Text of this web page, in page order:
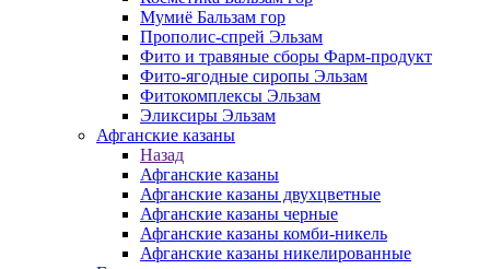
Мумиё Бальзам гор
Прополис-спрей Эльзам
Фито и травяные сборы Фарм-продукт
Фито-ягодные сиропы Эльзам
Фитокомплексы Эльзам
Эликсиры Эльзам
Афганские казаны
Назад
Афганские казаны
Афганские казаны двухцветные
Афганские казаны черные
Афганские казаны комби-никель
Афганские казаны никелированные